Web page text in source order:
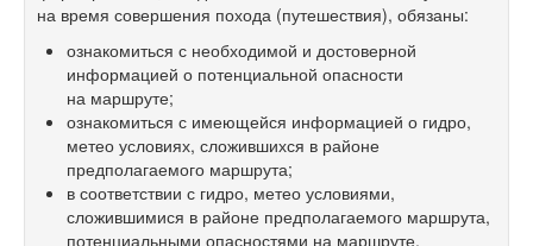
на время совершения похода (путешествия), обязаны:
ознакомиться с необходимой и достоверной
информацией о потенциальной опасности
на маршруте;
ознакомиться с имеющейся информацией о гидро,
метео условиях, сложившихся в районе
предполагаемого маршрута;
в соответствии с гидро, метео условиями,
сложившимися в районе предполагаемого маршрута,
потенциальными опасностями на маршруте,